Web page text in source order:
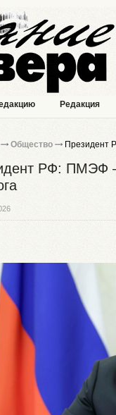
Редакция
Общество Президент
РФ: ПМЭФ